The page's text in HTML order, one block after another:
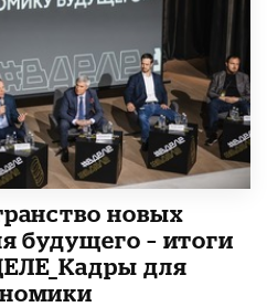
новых
будущего – итоги
для